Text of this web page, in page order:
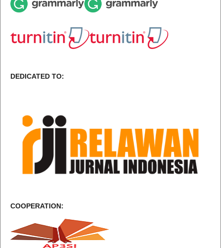
DEDICATED TO:
COOPERATION: